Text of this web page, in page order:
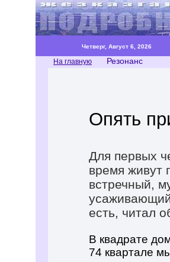
Четверг, Август 6, 2026
На главную
Резонанс
Опять
Для первых
время живут
встречный,
есть, читал
В квадрате
74 квартале